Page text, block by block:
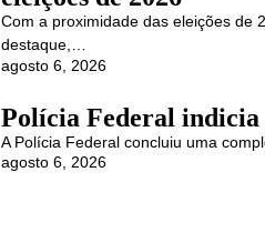
Com a proximidade das eleições de
destaque,…
agosto 6, 2026
Polícia Federal indicia
A Polícia Federal concluiu uma
agosto 6, 2026